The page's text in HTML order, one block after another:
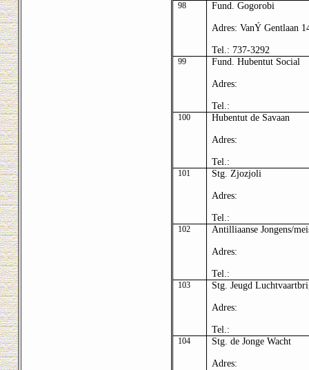
98 Fund. Gogorobi
Adres: VanÝ Gentlaan
Tel.: 737-3292
99 Fund. Hubentut Social
Adres:
Tel.:
100 Hubentut de Savaan
Adres:
Tel.:
101 Stg. Zjozjoli
Adres:
Tel.:
102 Antilliaanse Jongens/
Adres:
Tel.:
103 Stg. Jeugd
Adres:
Tel.:
104 Stg. de Jonge Wacht
Adres: